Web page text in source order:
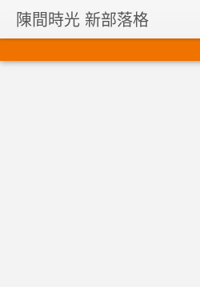
陳間時光 新部落格